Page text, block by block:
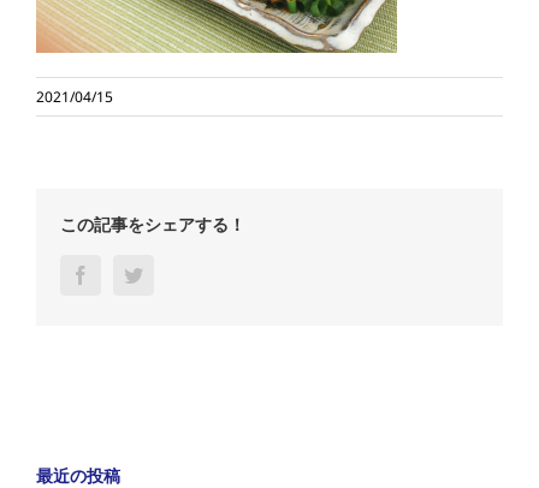
2021/04/15
この記事をシェアする！
Facebook
最近の投稿